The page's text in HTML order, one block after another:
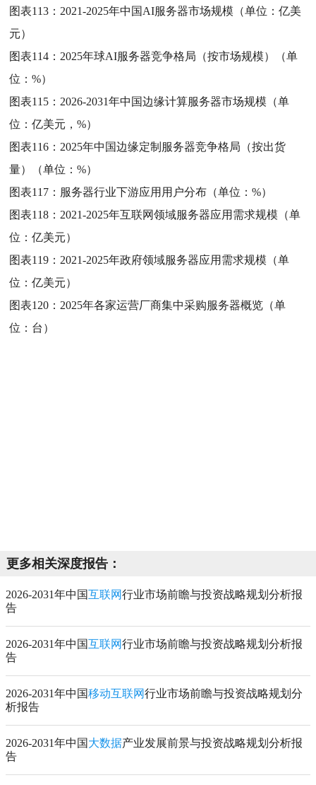
图表113： 2021-2025年中国AI服务器市场规模（单位：亿美
元）
图表114： 2025年球AI服务器竞争格局（按市场规模）（单
位：%）
图表115： 2026-2031年中国边缘计算服务器市场规模（单
位：亿美元，%）
图表116： 2025年中国边缘定制服务器竞争格局（按出货
量）（单位：%）
图表117： 服务器行业下游应用用户分布（单位：%）
图表118： 2021-2025年互联网领域服务器应用需求规模（单
位：亿美元）
图表119： 2021-2025年政府领域服务器应用需求规模（单
位：亿美元）
图表120： 2025年各家运营厂商集中采购服务器概览（单
位：台）
更多相关深度报告：
2026-2031年中国互联网行业市场前瞻与投资战略规划分析报
告
2026-2031年中国互联网行业市场前瞻与投资战略规划分析报
告
2026-2031年中国移动互联网行业市场前瞻与投资战略规划分
析报告
2026-2031年中国 大数据产业发展前景与投资战略规划分析报
告